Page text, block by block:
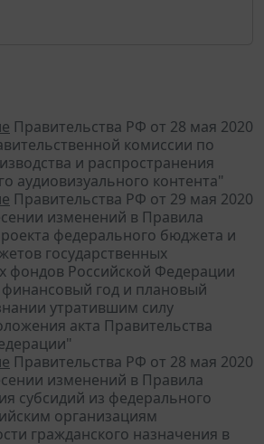
Правительства РФ от 28 мая 2020
комиссии по
и распространения
аудиовизуального контента"
Правительства РФ от 29 мая 2020
изменений в Правила
федерального бюджета и
государственных
фондов Российской Федерации
год и плановый
утратившим силу
акта Правительства
Правительства РФ от 28 мая 2020
изменений в Правила
субсидий из федерального
организациям
гражданского назначения в